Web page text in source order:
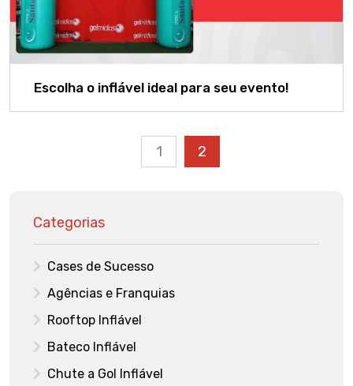
Escolha o inflável ideal para seu evento!
1 2
Categorias
Cases de Sucesso
Agências e Franquias
Rooftop Inflável
Bateco Inflável
Chute a Gol Inflável